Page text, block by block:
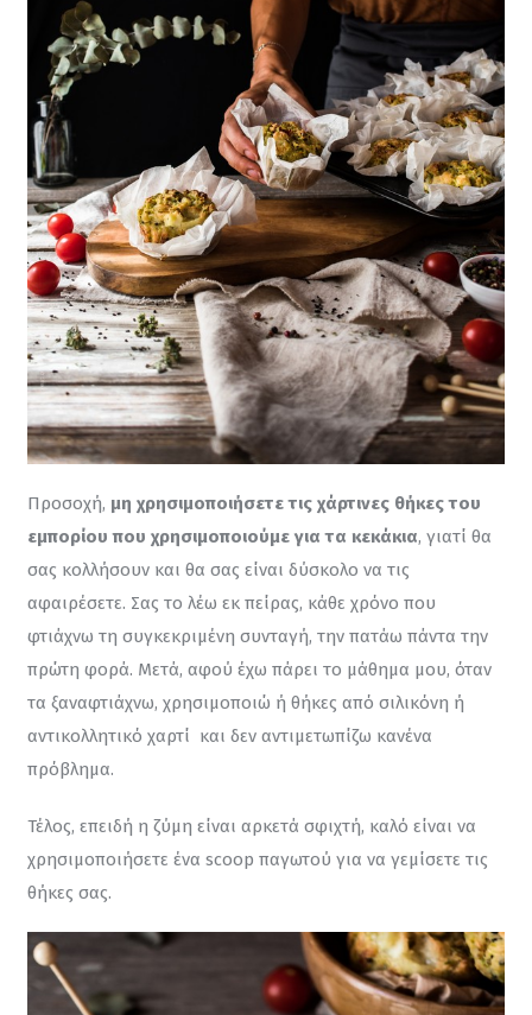
Προσοχή, μη χρησιμοποιήσετε τις χάρτινες θήκες του
εμπορίου που χρησιμοποιούμε για τα κεκάκια, γιατί θα
σας κολλήσουν και θα σας είναι δύσκολο να τις
αφαιρέσετε. Σας το λέω εκ πείρας, κάθε χρόνο που
φτιάχνω τη συγκεκριμένη συνταγή, την πατάω πάντα την
πρώτη φορά. Μετά, αφού έχω πάρει το μάθημα μου, όταν
τα ξαναφτιάχνω, χρησιμοποιώ ή θήκες από σιλικόνη ή
αντικολλητικό χαρτί  και δεν αντιμετωπίζω κανένα
πρόβλημα.
Τέλος, επειδή η ζύμη είναι αρκετά σφιχτή, καλό είναι να
χρησιμοποιήσετε ένα scoop παγωτού για να γεμίσετε τις
θήκες σας.